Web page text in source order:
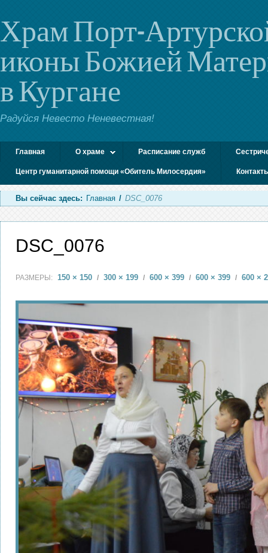
Храм Порт-
иконы Божией
в Кургане
Радуйся Невесто Неневестная!
Главная О храме Расписание служб
Центр гуманитарной помощи «Обитель Милосердия»
Вы сейчас здесь: Главная / DSC_0076
DSC_0076
РАЗМЕРЫ: 150 × 150 / 300 × 199 / 600 × 399 / 600 × 399 / 600 ×